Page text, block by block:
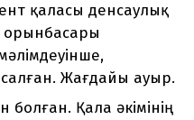
қаласы денсаулық
Жағдайы ауыр.
болған. Қала әкімінің